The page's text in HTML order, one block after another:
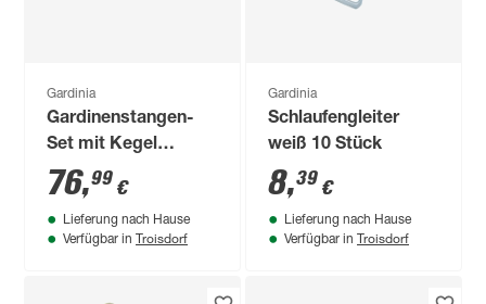
Gardinia
Gardinenstangen-
Set mit Kegel
edelstahl 2-läufig
200 cm
76,99 €
Lieferung nach Hause
Verfügbar in Troisdorf
Gardinia
Schlaufengleiter
weiß 10 Stück
8,39 €
Lieferung nach Hause
Verfügbar in Troisdorf